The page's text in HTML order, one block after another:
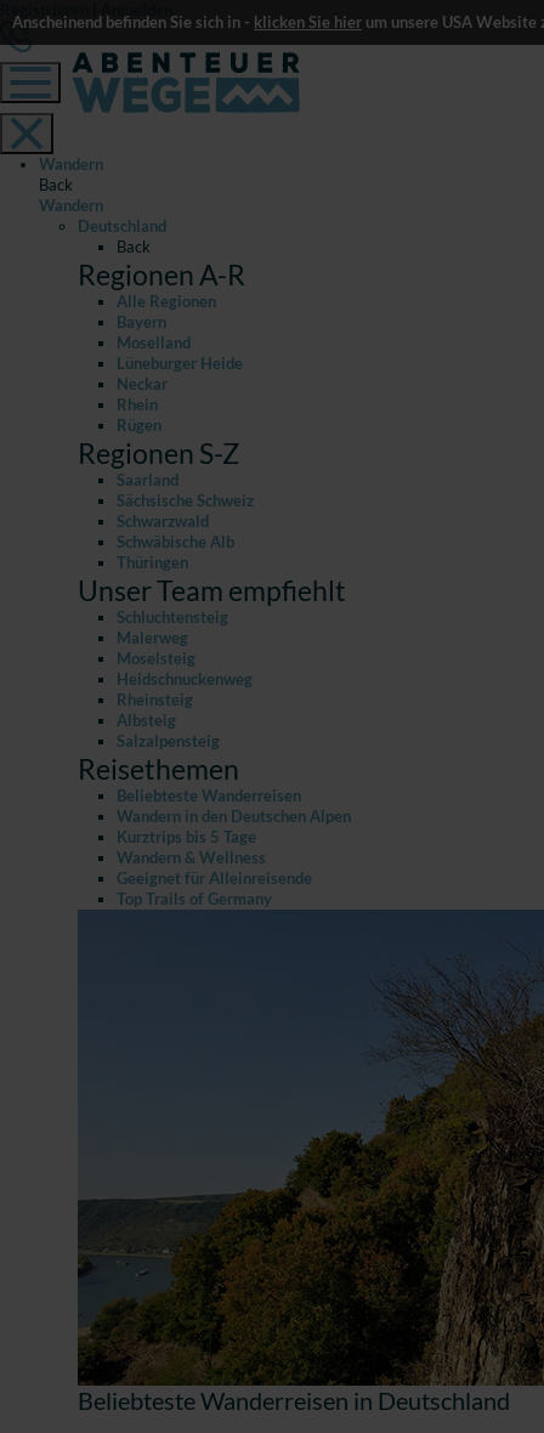
Anscheinend befinden Sie sich in - klicken Sie hier um unsere USA Website
Wandern
Back
Wandern
Deutschland
Back
Regionen A-R
Alle Regionen
Bayern
Moselland
Lüneburger Heide
Neckar
Rhein
Rügen
Regionen S-Z
Saarland
Sächsische Schweiz
Schwarzwald
Schwäbische Alb
Thüringen
Unser Team empfiehlt
Schluchtensteig
Malerweg
Moselsteig
Heidschnuckenweg
Rheinsteig
Albsteig
Salzalpensteig
Reisethemen
Beliebteste Wanderreisen
Wandern in den Deutschen Alpen
Kurztrips bis 5 Tage
Wandern & Wellness
Geeignet für Alleinreisende
Top Trails of Germany
Beliebteste Wanderreisen in Deutschland